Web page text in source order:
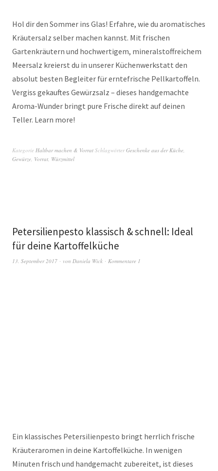
Hol dir den Sommer ins Glas! Erfahre, wie du aromatisches
Kräutersalz selber machen kannst. Mit frischen
Gartenkräutern und hochwertigem, mineralstoffreichem
Meersalz kreierst du in unserer Küchenwerkstatt den
absolut besten Begleiter für erntefrische Pellkartoffeln.
Vergiss gekauftes Gewürzsalz – dieses handgemachte
Aroma-Wunder bringt pure Frische direkt auf deinen
Teller. Learn more!
Kategorie Haltbar machen & Vorrat SchlagwörterGeschenke aus der Küche
Gewürze Vorrat Würzmittel
Petersilienpesto klassisch & schnell: Ideal
für deine Kartoffelküche
13. September 2017 von Daniela Wick Kommentare 1
Ein klassisches Petersilienpesto bringt herrlich frische
Kräuteraromen in deine Kartoffelküche. In wenigen
Minuten frisch und handgemacht zubereitet, ist dieses